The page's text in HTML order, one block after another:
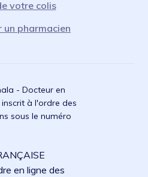
votre colis
un pharmacien
- Docteur en
à l'ordre des
sous le numéro
en ligne des